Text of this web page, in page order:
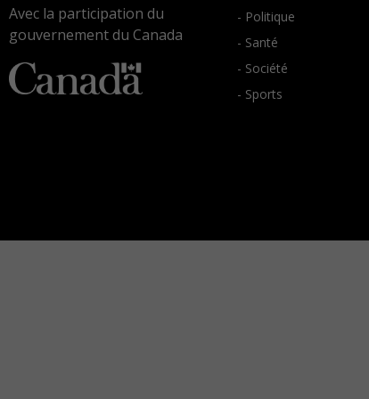
Avec la participation du
gouvernement du Canada
- Politique
- Santé
- Société
- Sports